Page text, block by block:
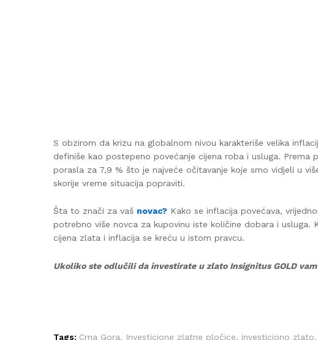
S obzirom da krizu na globalnom nivou karakteriše velika
definiše kao postepeno povećanje cijena roba i usluga. Prema
porasla za 7,9 % što je najveće očitavanje koje smo vidjeli u
skorije vreme situacija popraviti.
Šta to znači za vaš novac? Kako se inflacija povećava,
potrebno više novca za kupovinu iste količine dobara i usluga.
cijena zlata i inflacija se kreću u istom pravcu.
Ukoliko ste odlučili da investirate u zlato Insignitus GOLD
Tags: Crna Gora, Investicione zlatne pločice, investiciono zlato,